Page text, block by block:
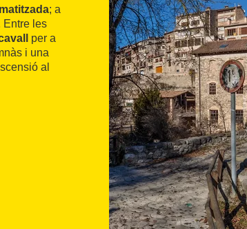
; a
Entre les
per a
i una
al